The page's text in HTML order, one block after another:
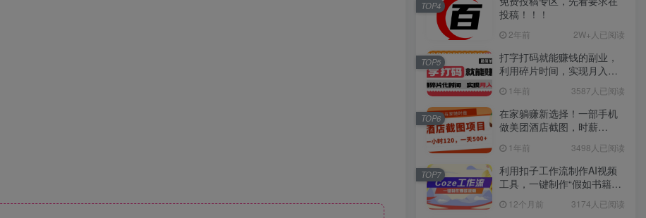
投稿！！！
2年前 2W+人已阅读
TOP4
打字打码就能赚钱的副业，
利用碎片时间，实现月入过
1年前 3587人已阅读
TOP5
在家躺赚新选择！一部手机
做美团酒店截图，时薪
1年前 3498人已阅读
TOP6
利用扣子工作流制作AI视频
工具，一键制作“假如书籍会
12个月前 3174人已阅读
TOP7